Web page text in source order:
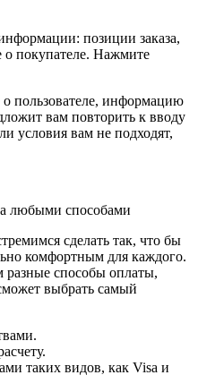
позиции заказа,
покупателе. Нажмите
пользователе, информацию
вам повторить к вводу
условия вам не подходят,
сделать так, что бы
комфортным для каждого.
способы оплаты,
выбрать самый
таких видов, как Visa и